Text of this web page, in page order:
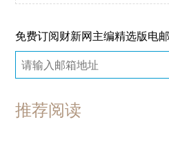
免费订阅财新网主编精选版电邮
推荐阅读